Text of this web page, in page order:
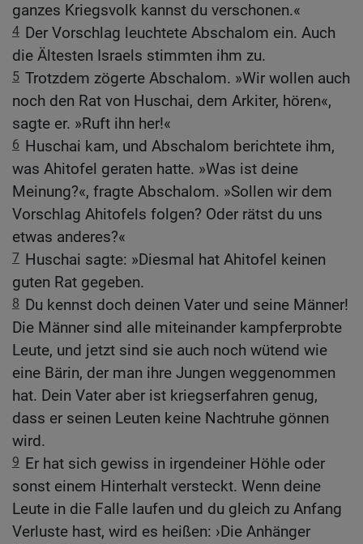
ganzes Kriegsvolk kannst du verschonen.«
4 Der Vorschlag leuchtete Abschalom ein. Auch
die Ältesten Israels stimmten ihm zu.
5 Trotzdem zögerte Abschalom. »Wir wollen auch
noch den Rat von Huschai, dem Arkiter, hören«,
sagte er. »Ruft ihn her!«
6 Huschai kam, und Abschalom berichtete ihm,
was Ahitofel geraten hatte. »Was ist deine
Meinung?«, fragte Abschalom. »Sollen wir dem
Vorschlag Ahitofels folgen? Oder rätst du uns
etwas anderes?«
7 Huschai sagte: »Diesmal hat Ahitofel keinen
guten Rat gegeben.
8 Du kennst doch deinen Vater und seine Männer!
Die Männer sind alle miteinander kampferprobte
Leute, und jetzt sind sie auch noch wütend wie
eine Bärin, der man ihre Jungen weggenommen
hat. Dein Vater aber ist kriegserfahren genug,
dass er seinen Leuten keine Nachtruhe gönnen
wird.
9 Er hat sich gewiss in irgendeiner Höhle oder
sonst einem Hinterhalt versteckt. Wenn deine
Leute in die Falle laufen und du gleich zu Anfang
Verluste hast, wird es heißen: ›Die Anhänger